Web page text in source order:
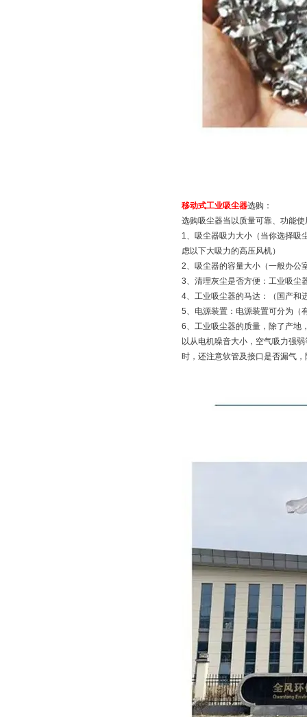
移动式工业吸尘器选购：
选购吸尘器当以质量可靠、功能
1、吸尘器吸力大小（当你选择吸
虑以下大吸力的高压风机）
2、吸尘器的容量大小（一般办公
3、清理灰尘是否方便：工业吸尘
4、工业吸尘器的马达：（国产和
5、电源装置：电源装置可分为（
6、工业吸尘器的质量，除了产地
以从电机噪音大小，空气吸力强
时，还注意软管及接口是否漏气